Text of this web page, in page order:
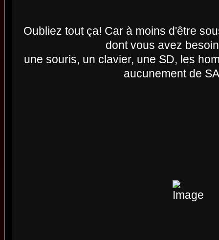
Oubliez tout ça! Car à moins d'être
dont vous avez
une souris, un clavier, une SD, les
aucunement de